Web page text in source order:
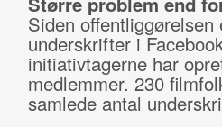
Siden
underskrifter i
initiativtagerne har
medlemmer. 230
samlede antal